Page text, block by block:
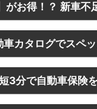
がお得！？ 新車不
車カタログでスペ
3分で自動車保険